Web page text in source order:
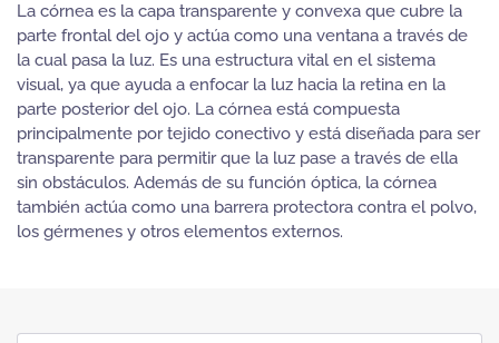
La córnea es la capa transparente y convexa que cubre la
parte frontal del ojo y actúa como una ventana a través de
la cual pasa la luz. Es una estructura vital en el sistema
visual, ya que ayuda a enfocar la luz hacia la retina en la
parte posterior del ojo. La córnea está compuesta
principalmente por tejido conectivo y está diseñada para ser
transparente para permitir que la luz pase a través de ella
sin obstáculos. Además de su función óptica, la córnea
también actúa como una barrera protectora contra el polvo,
los gérmenes y otros elementos externos.